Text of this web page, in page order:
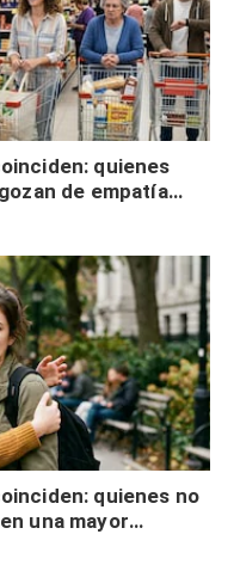
quienes
de empatía
autocontrol
quienes no
una mayor
y no es por